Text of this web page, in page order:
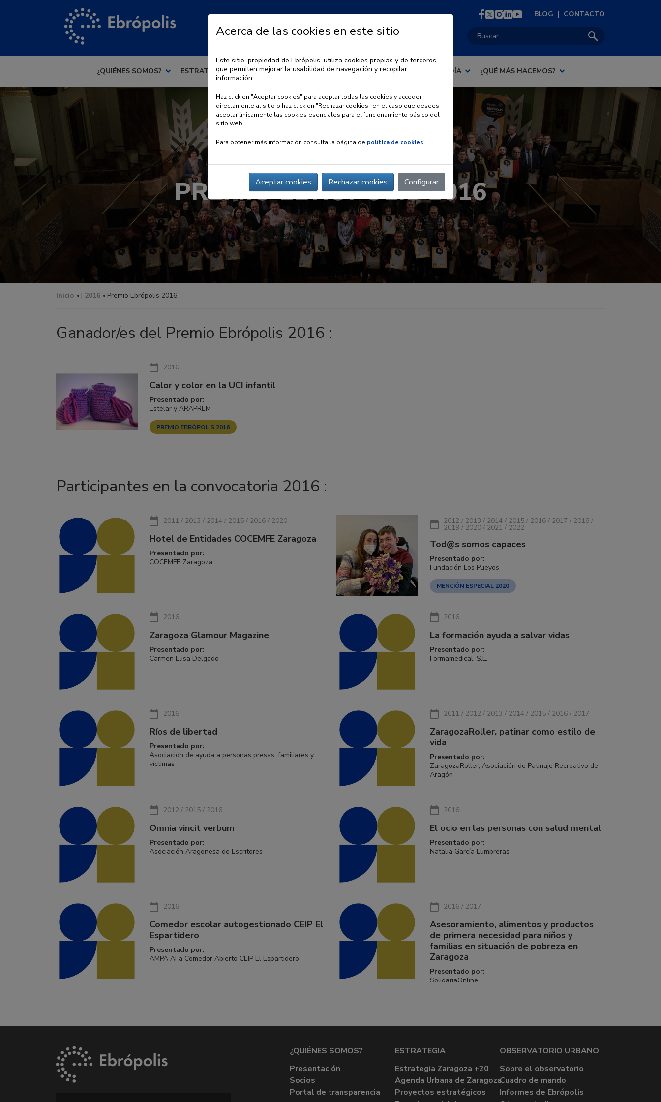
BLOG | CONTACTO
¿QUIÉNES SOMOS? ESTRATEGIA OBSERVATORIO URBANO PREMIO EBRÓPOLIS AL DÍA ¿QUÉ MÁS HACEMOS?
PREMIO EBRÓPOLIS 2016
Inicio » | 2016 » Premio Ebrópolis 2016
Ganador/es del Premio Ebrópolis 2016 :
2016
Calor y color en la UCI infantil
Presentado por:
Estelar y ARAPREM
PREMIO EBRÓPOLIS 2016
Participantes en la convocatoria 2016 :
2011 / 2013 / 2014 / 2015 / 2016 / 2020
Hotel de Entidades COCEMFE Zaragoza
Presentado por:
COCEMFE Zaragoza
2012 / 2013 / 2014 / 2015 / 2016 / 2017 / 2018 /
2019 / 2020 / 2021 / 2022
Tod@s somos capaces
Presentado por:
Fundación Los Pueyos
MENCIÓN ESPECIAL 2020
2016
Zaragoza Glamour Magazine
Presentado por:
Carmen Elisa Delgado
2016
La formación ayuda a salvar vidas
Presentado por:
Formamedical, S.L.
2016
Ríos de libertad
Presentado por:
Asociación de ayuda a personas presas, familiares y
víctimas
2011 / 2012 / 2013 / 2014 / 2015 / 2016 / 2017
ZaragozaRoller, patinar como estilo de
vida
Presentado por:
ZaragozaRoller, Asociación de Patinaje Recreativo de
Aragón
2012 / 2015 / 2016
Omnia vincit verbum
Presentado por:
Asociación Aragonesa de Escritores
2016
El ocio en las personas con salud mental
Presentado por:
Natalia García Lumbreras
2016
Comedor escolar autogestionado CEIP El
Espartidero
Presentado por:
AMPA AFa Comedor Abierto CEIP El Espartidero
2016 / 2017
Asesoramiento, alimentos y productos
de primera necesidad para niños y
familias en situación de pobreza en
Zaragoza
Presentado por:
SolidariaOnline
¿QUIÉNES SOMOS?
Presentación
Socios
Portal de transparencia
ESTRATEGIA
Estrategia Zaragoza +20
Agenda Urbana de Zaragoza
Proyectos estratégicos
OBSERVATORIO URBANO
Sobre el observatorio
Cuadro de mando
Informes de Ebrópolis
Acerca de las cookies en este sitio
Este sitio, propiedad de Ebrópolis, utiliza cookies propias y de terceros
que permiten mejorar la usabilidad de navegación y recopilar
información.
Haz click en "Aceptar cookies" para aceptar todas las cookies y acceder
directamente al sitio o haz click en "Rechazar cookies" en el caso que desees
aceptar únicamente las cookies esenciales para el funcionamiento básico del
sitio web.
Para obtener más información consulta la página de política de cookies
Aceptar cookies Rechazar cookies Configurar